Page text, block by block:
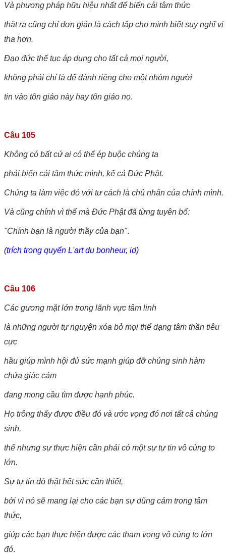
Và phương pháp hữu hiệu nhất để biến cải tâm thức
thật ra cũng chỉ đơn giản là cách tập cho mình biết suy nghĩ vị
tha hơn.
Đạo đức thế tục áp dụng cho tất cả mọi người,
không phải chỉ là để dành riêng cho một nhóm người
tin vào tôn giáo này hay tôn giáo nọ.
Câu 105
Không có bất cứ ai có thể ép buộc chúng ta
phải biến cải tâm thức mình, kể cả Đức Phật.
Chúng ta làm việc đó với tư cách là chủ nhân của chính mình.
Và cũng chính vì thế mà Đức Phật đã từng tuyên bố:
"Chính bạn là người thầy của bạn".
(trích trong quyển L'art du bonheur, id)
Câu 106
Các gương mặt lớn trong lãnh vực tâm linh
là những người tự nguyện xóa bỏ mọi thể dạng tâm thần tiêu
cực
hầu giúp mình hội đủ sức mạnh giúp đỡ chúng sinh hàm
chứa giác cảm
đang mong cầu tìm được hạnh phúc.
Họ trông thấy được điều đó và ước vọng đó nơi tất cả chúng
sinh,
thế nhưng sự thực hiện cần phải có một sự tự tin vô cùng to
lớn.
Sự tự tin đó thật hết sức cần thiết,
bởi vì nó sẽ mang lại cho các bạn sự dũng cảm trong tâm
thức,
giúp các bạn thực hiện được các tham vọng vô cùng to lớn
đó.